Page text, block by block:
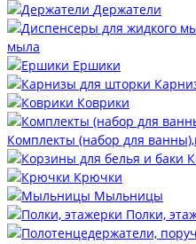
Держатели
мыла
Ершики
Коврики
Комплекты (набор для
Крючки
Мыльницы
Полки,